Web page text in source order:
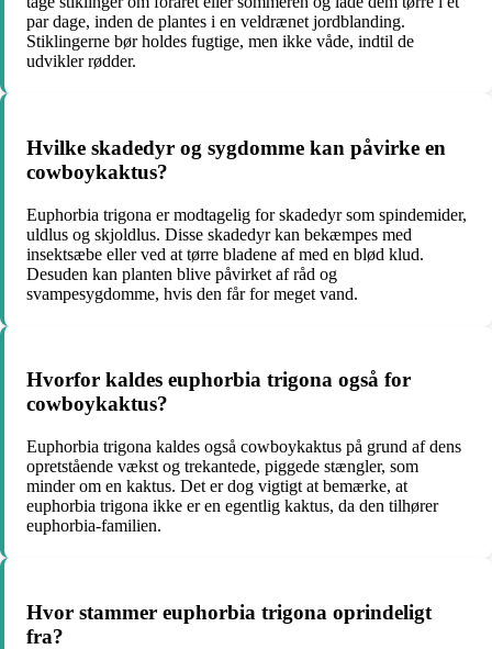
par dage, inden de plantes i en veldrænet jordblanding.
Stiklingerne bør holdes fugtige, men ikke våde, indtil de
udvikler rødder.
Hvilke skadedyr og sygdomme kan påvirke en
cowboykaktus?
Euphorbia trigona er modtagelig for skadedyr som spindemider,
uldlus og skjoldlus. Disse skadedyr kan bekæmpes med
insektsæbe eller ved at tørre bladene af med en blød klud.
Desuden kan planten blive påvirket af råd og
svampesygdomme, hvis den får for meget vand.
Hvorfor kaldes euphorbia trigona også for
cowboykaktus?
Euphorbia trigona kaldes også cowboykaktus på grund af dens
opretstående vækst og trekantede, piggede stængler, som
minder om en kaktus. Det er dog vigtigt at bemærke, at
euphorbia trigona ikke er en egentlig kaktus, da den tilhører
euphorbia-familien.
Hvor stammer euphorbia trigona oprindeligt
fra?